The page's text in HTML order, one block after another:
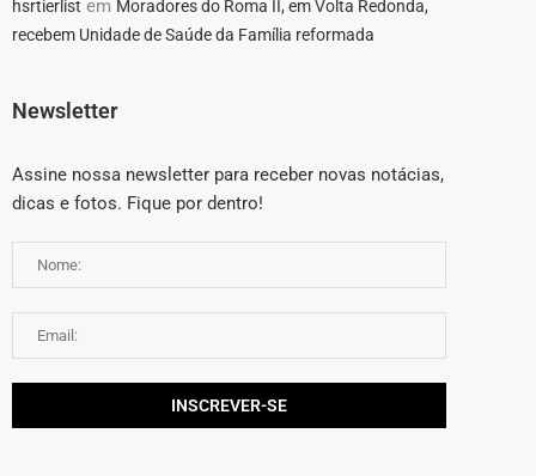
hsrtierlist em Moradores do Roma II, em Volta Redonda,
recebem Unidade de Saúde da Família reformada
Newsletter
Assine nossa newsletter para receber novas notácias,
dicas e fotos. Fique por dentro!